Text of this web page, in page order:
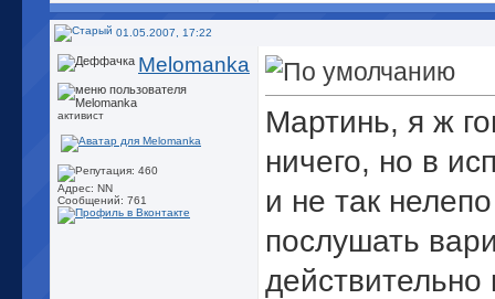
01.05.2007, 17:22
Melomanka
активист
Адрес: NN
Сообщений: 761
Мартинь, я ж
ничего, но в
и не так
послушать